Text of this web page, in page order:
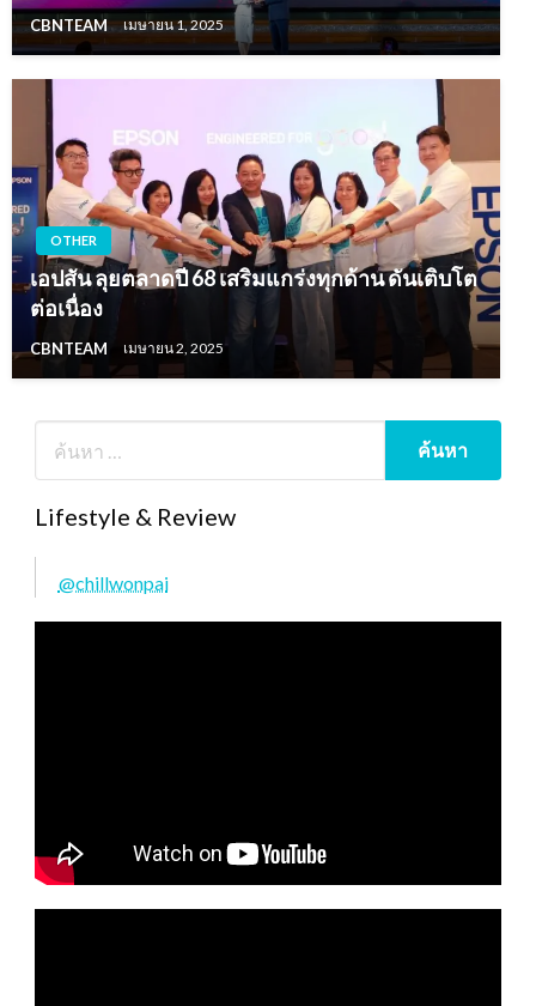
CBNTEAM เมษายน 1, 2025
OTHER
เอปสัน ลุยตลาดปี 68 เสริมแกร่งทุกด้าน ดันเติบโต
ต่อเนื่อง
CBNTEAM เมษายน 2, 2025
Lifestyle & Review
@chillwonpai